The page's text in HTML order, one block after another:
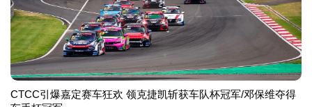
CTCC引爆嘉定赛车狂欢 领克捷凯斩获车队杯冠军/邓保维夺得